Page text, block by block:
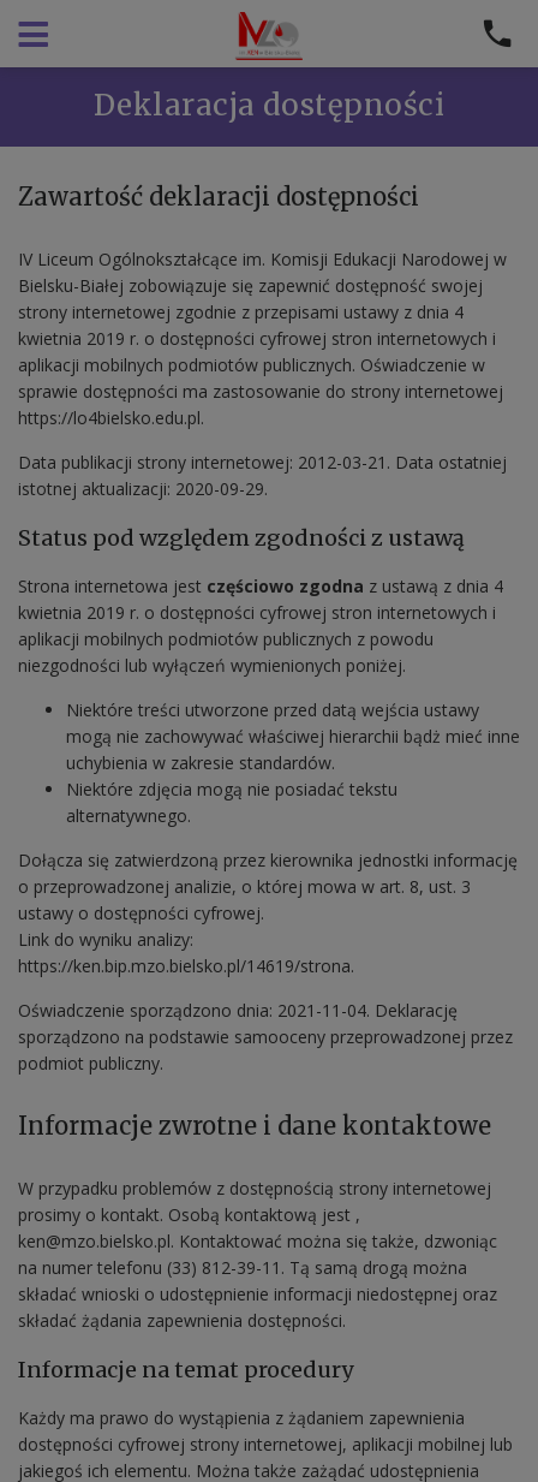
Deklaracja dostępności
Zawartość deklaracji dostępności
IV Liceum Ogólnokształcące im. Komisji Edukacji Narodowej w
Bielsku-Białej zobowiązuje się zapewnić dostępność swojej
strony internetowej zgodnie z przepisami ustawy z dnia 4
kwietnia 2019 r. o dostępności cyfrowej stron internetowych i
aplikacji mobilnych podmiotów publicznych. Oświadczenie w
sprawie dostępności ma zastosowanie do strony internetowej
https://lo4bielsko.edu.pl.
Data publikacji strony internetowej: 2012-03-21 . Data ostatniej
istotnej aktualizacji: 2020-09-29.
Status pod względem zgodności z ustawą
Strona internetowa jest częściowo zgodna z ustawą z dnia 4
kwietnia 2019 r. o dostępności cyfrowej stron internetowych i
aplikacji mobilnych podmiotów publicznych z powodu
niezgodności lub wyłączeń wymienionych poniżej.
Niektóre treści utworzone przed datą wejścia ustawy
mogą nie zachowywać właściwej hierarchii bądż mieć inne
uchybienia w zakresie standardów.
Niektóre zdjęcia mogą nie posiadać tekstu
alternatywnego.
Dołącza się zatwierdzoną przez kierownika jednostki informację
o przeprowadzonej analizie, o której mowa w art. 8, ust. 3
ustawy o dostępności cyfrowej.
Link do wyniku analizy:
https://ken.bip.mzo.bielsko.pl/14619/strona.
Oświadczenie sporządzono dnia: 2021-11-04. Deklarację
sporządzono na podstawie samooceny przeprowadzonej przez
podmiot publiczny.
Informacje zwrotne i dane kontaktowe
W przypadku problemów z dostępnością strony internetowej
prosimy o kontakt. Osobą kontaktową jest ,
ken@mzo.bielsko.pl. Kontaktować można się także, dzwoniąc
na numer telefonu (33) 812-39-11 . Tą samą drogą można
składać wnioski o udostępnienie informacji niedostępnej oraz
składać żądania zapewnienia dostępności.
Informacje na temat procedury
Każdy ma prawo do wystąpienia z żądaniem zapewnienia
dostępności cyfrowej strony internetowej, aplikacji mobilnej lub
jakiegoś ich elementu. Można także zażądać udostępnienia